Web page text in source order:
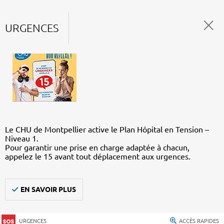
URGENCES
Le CHU de Montpellier active le Plan Hôpital en Tension –
Niveau 1.
Pour garantir une prise en charge adaptée à chacun,
appelez le 15 avant tout déplacement aux urgences.
EN SAVOIR PLUS
URGENCES ACCÈS RAPIDES